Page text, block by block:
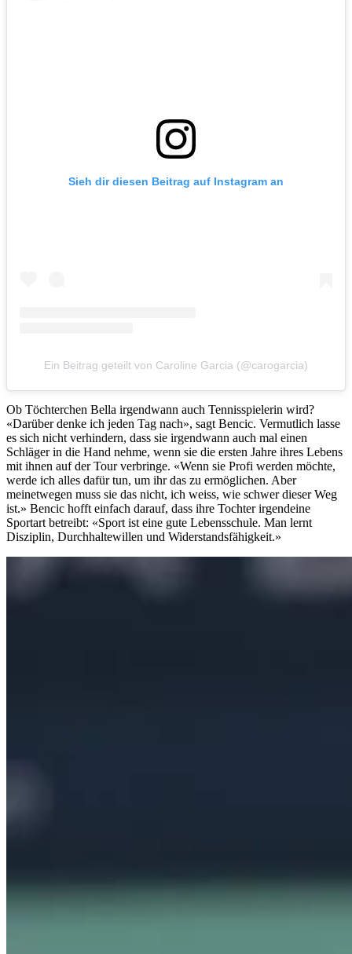
Sieh dir diesen Beitrag auf Instagram an
Ein Beitrag geteilt von Caroline Garcia (@carogarcia)
Ob Töchterchen Bella irgendwann auch Tennisspielerin wird?
«Darüber denke ich jeden Tag nach», sagt Bencic. Vermutlich lasse
es sich nicht verhindern, dass sie irgendwann auch mal einen
Schläger in die Hand nehme, wenn sie die ersten Jahre ihres Lebens
mit ihnen auf der Tour verbringe. «Wenn sie Profi werden möchte,
werde ich alles dafür tun, um ihr das zu ermöglichen. Aber
meinetwegen muss sie das nicht, ich weiss, wie schwer dieser Weg
ist.» Bencic hofft einfach darauf, dass ihre Tochter irgendeine
Sportart betreibt: «Sport ist eine gute Lebensschule. Man lernt
Disziplin, Durchhaltewillen und Widerstandsfähigkeit.»